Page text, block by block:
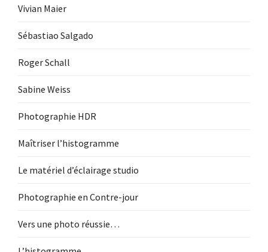
Vivian Maier
Sébastiao Salgado
Roger Schall
Sabine Weiss
Photographie HDR
Maîtriser l’histogramme
Le matériel d’éclairage studio
Photographie en Contre-jour
Vers une photo réussie…